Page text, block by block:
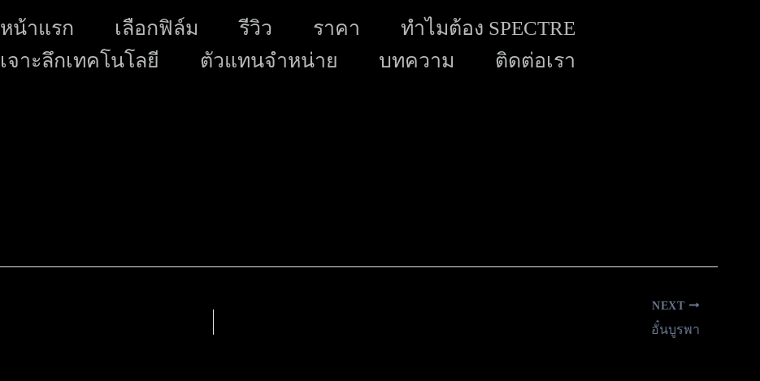
content
หน้าแรก เลือกฟิล์ม รีวิว ราคา
ทำไมต้อง SPECTRE
เจาะลึกเทคโนโลยี
ตัวแทนจำหน่าย บทความ ติดต่อเรา
NEXT
อั๋นบูรพา